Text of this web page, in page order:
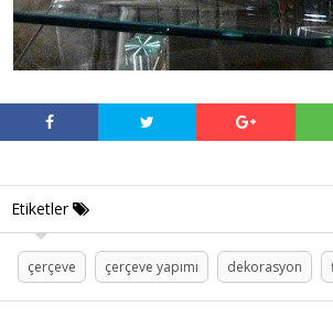
Etiketler
çerçeve çerçeve yapımı dekorasyon